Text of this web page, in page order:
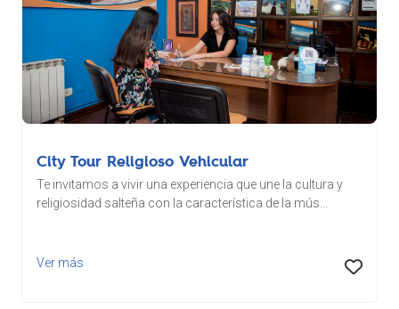
City Tour Religioso Vehicular
Te invitamos a vivir una experiencia que une la cultura y
religiosidad salteña con la característica de la mús...
Ver más